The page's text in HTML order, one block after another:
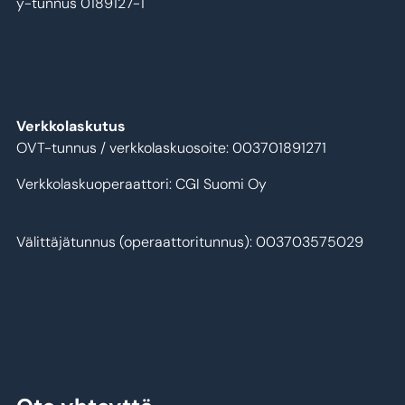
Verkkolaskutus
OVT-tunnus / verkkolaskuosoite: 003701891271
Verkkolaskuoperaattori: CGI Suomi Oy
Välittäjätunnus (operaattoritunnus): 003703575029